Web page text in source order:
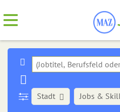
Stadt Jobs &